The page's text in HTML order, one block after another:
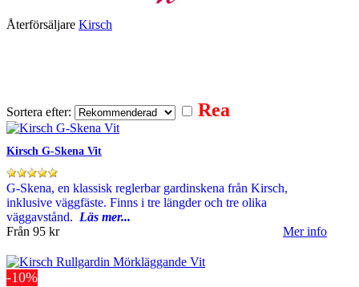
Återförsäljare Kirsch
Sortera efter: Rea
Kirsch G-Skena Vit
G-Skena, en klassisk reglerbar gardinskena från Kirsch,
inklusive väggfäste. Finns i tre längder och tre olika
väggavstånd. Läs mer...
Från 95 kr Mer info
-10%